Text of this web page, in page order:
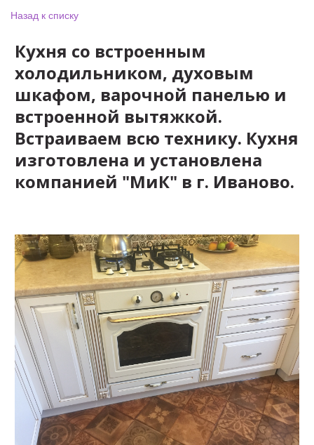
Назад к списку
Кухня со встроенным
холодильником, духовым
шкафом, варочной панелью и
встроенной вытяжкой.
Встраиваем всю технику. Кухня
изготовлена и установлена
компанией "МиК" в г. Иваново.